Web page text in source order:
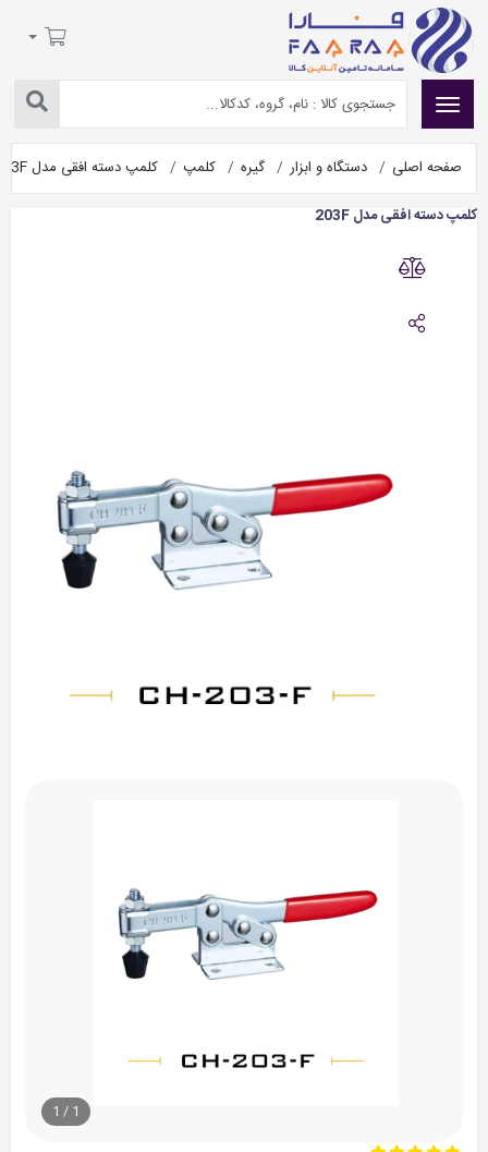
صفحه اصلی دستگاه و ابزار گیره کلمپ
کلمپ دسته افقی مدل 203F
کلمپ دسته افقی مدل 203F
1
/
1